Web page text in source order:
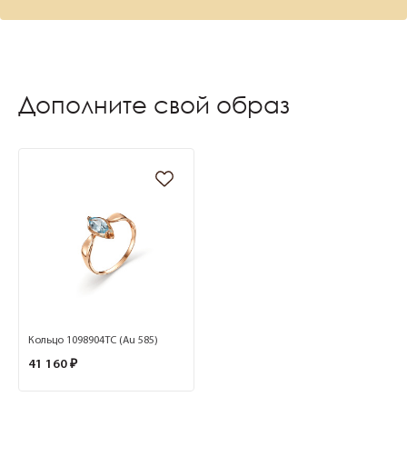
Дополните свой образ
Кольцо 1098904ТС (Au 585)
41 160 ₽